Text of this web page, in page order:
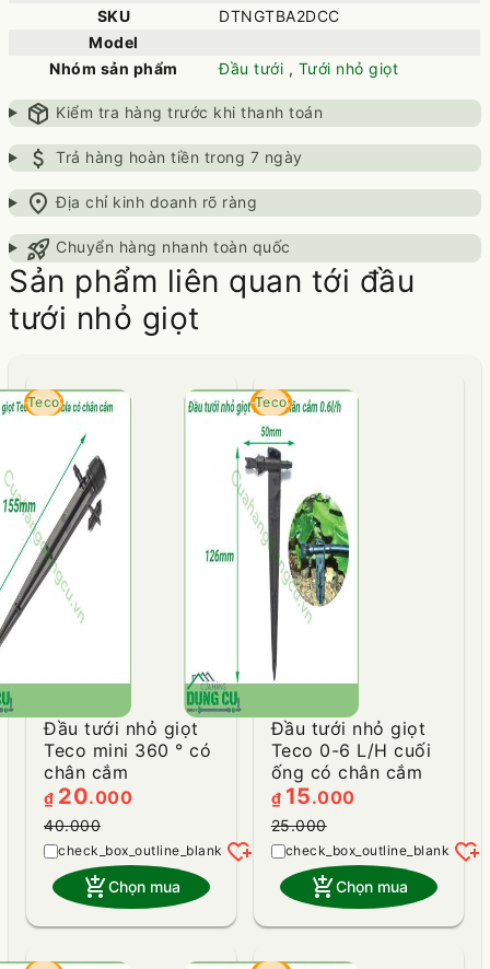
SKU
DTNGTBA2DCC
Model
Nhóm sản phẩm
Đầu tưới , Tưới nhỏ giọt
package_2 Kiểm tra hàng trước khi thanh toán
attach_money Trả hàng hoàn tiền trong 7 ngày
location_on Địa chỉ kinh doanh rõ ràng
rocket_launch Chuyển hàng nhanh toàn quốc
Sản phẩm liên quan tới đầu
tưới nhỏ giọt
- 50%
Teco
Đầu tưới nhỏ giọt
Teco mini 360 ° có
chân cắm
₫ 20.000
40.000
heart_plus
add_shopping_cartChọn mua
- 40%
Teco
Đầu tưới nhỏ giọt
Teco 0-6 L/H cuối
ống có chân cắm
₫ 15.000
25.000
heart_plus
add_shopping_cartChọn mua